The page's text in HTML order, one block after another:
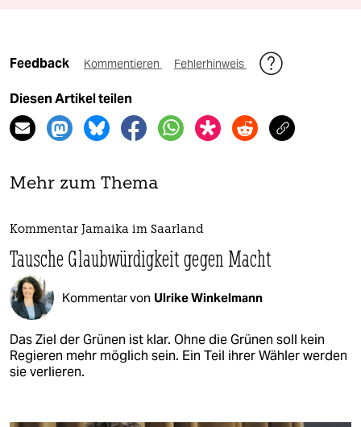
Feedback Kommentieren Fehlerhinweis
Diesen Artikel teilen
Mehr zum Thema
Kommentar Jamaika im Saarland
Tausche Glaubwürdigkeit gegen Macht
Kommentar von Ulrike Winkelmann
Das Ziel der Grünen ist klar. Ohne die Grünen soll kein
Regieren mehr möglich sein. Ein Teil ihrer Wähler werden
sie verlieren.